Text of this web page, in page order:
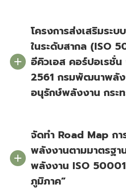
โครงการส่งเสริมระ
ในระดับสากล (ISO
อีคิวเอส คอร์ปอเรชั่
2561 กรมพัฒนาพลั
อนุรักษ์พลังงาน กระ
จัดทำ Road Map กา
พลังงานตามมาตรฐา
พลังงาน ISO
ภูมิภาค”